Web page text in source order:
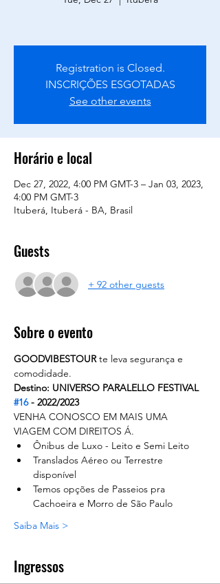
Registration is Closed.
INSCRIÇÕES ESGOTADAS
See other events
Horário e local
Dec 27, 2022, 4:00 PM GMT-3 – Jan 03, 2023,
4:00 PM GMT-3
Ituberá, Ituberá - BA, Brasil
Guests
+ 92 other guests
Sobre o evento
GOODVIBESTOUR te leva segurança e
comodidade.
Destino: UNIVERSO PARALELLO FESTIVAL
#16 - 2022/2023
VENHA CONOSCO EM MAIS UMA
VIAGEM COM DIREITOS Á.
Ônibus de Luxo - Leito e Semi Leito
Translados Aéreo ou Terrestre
disponível
Temos opções de Passeios pra
Cachoeira e Morro de São Paulo
Saiba Mais >
Ingressos